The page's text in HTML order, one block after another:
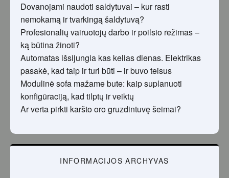
Dovanojami naudoti saldytuvai – kur rasti
nemokamą ir tvarkingą šaldytuvą?
Profesionalių vairuotojų darbo ir poilsio režimas –
ką būtina žinoti?
Automatas išsijungia kas kelias dienas. Elektrikas
pasakė, kad taip ir turi būti – ir buvo teisus
Modulinė sofa mažame bute: kaip suplanuoti
konfigūraciją, kad tilptų ir veiktų
Ar verta pirkti karšto oro gruzdintuvę šeimai?
INFORMACIJOS ARCHYVAS